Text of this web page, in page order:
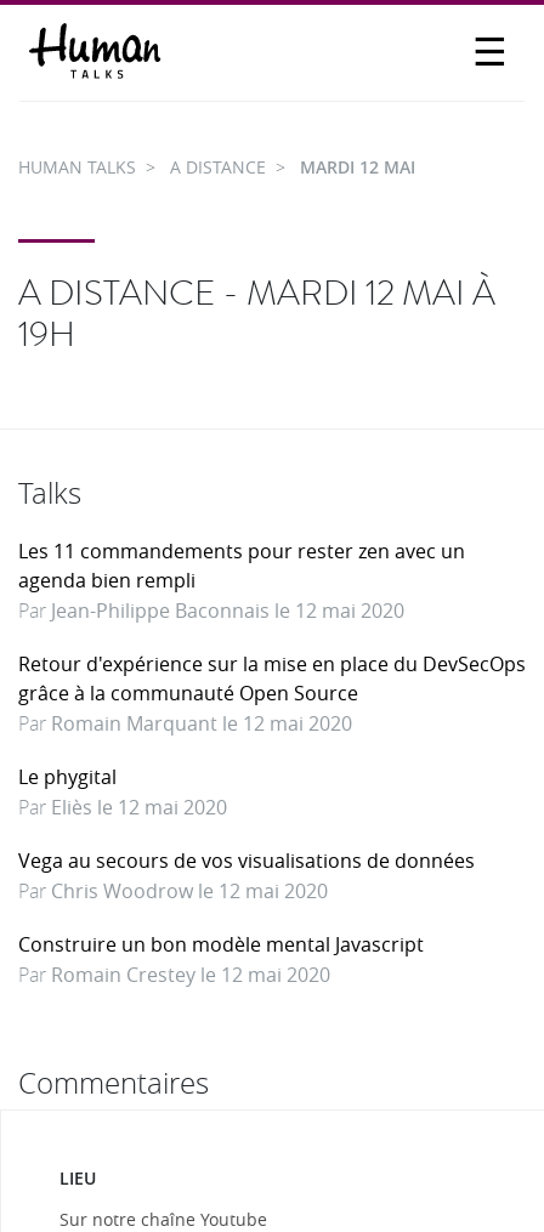
☰
PARTICIPER
HUMAN TALKS A DISTANCE MARDI 12 MAI
A DISTANCE - MARDI 12 MAI À
19H
Talks
Les 11 commandements pour rester zen avec un
agenda bien rempli
Par Jean-Philippe Baconnais le 12 mai 2020
Retour d'expérience sur la mise en place du DevSecOps
grâce à la communauté Open Source
Par Romain Marquant le 12 mai 2020
Le phygital
Par Eliès le 12 mai 2020
Vega au secours de vos visualisations de données
Par Chris Woodrow le 12 mai 2020
Construire un bon modèle mental Javascript
Par Romain Crestey le 12 mai 2020
Commentaires
LIEU
Sur notre chaîne Youtube